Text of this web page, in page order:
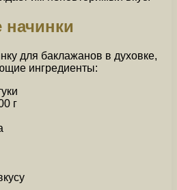
начинки
для баклажанов в духовке,
ингредиенты:
г